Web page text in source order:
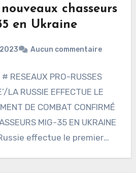
chasseurs
en Ukraine
Aucun commentaire
RESEAUX PRO-RUSSES
LA RUSSIE EFFECTUE LE
DE COMBAT CONFIRMÉ
MIG-35 EN UKRAINE
effectue le premier